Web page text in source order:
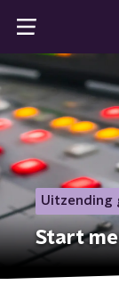
Uitzending
Start